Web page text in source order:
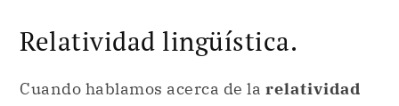
Relatividad lingüística.
Cuando hablamos acerca de la relatividad